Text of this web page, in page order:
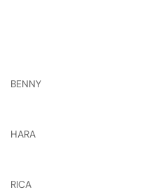
BENNY
HARA
RICA